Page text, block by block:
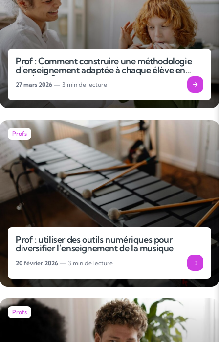
Prof : Comment construire une méthodologie
d’enseignement adaptée à chaque élève en
musique ?
27 mars 2026 — 3 min de lecture
Profs
Prof : utiliser des outils numériques pour
diversifier l’enseignement de la musique
20 février 2026 — 3 min de lecture
Profs